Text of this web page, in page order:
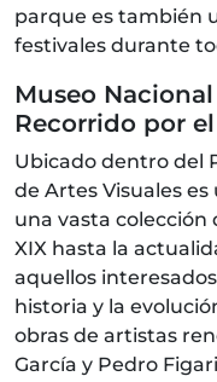
parque es también
festivales durante
Museo
Recorrido por
Ubicado dentro del
de Artes Visuales
una vasta colección
XIX hasta la
aquellos
historia y la
obras de artistas
García y Pedro